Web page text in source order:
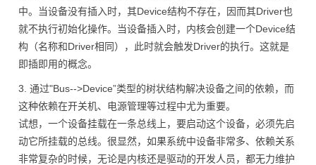
中。当设备没有插入时，其Device结构不存在，因而其Driver也
就不执行初始化操作。当设备插入时，内核会创建一个Device结
构（名称和Driver相同），此时就会触发Driver的执行。这就是
即插即用的概念。
3. 通过"Bus-->Device”类型的树状结构解决设备之间的依赖，而
这种依赖在开关机、电源管理等过程中尤为重要。
试想，一个设备挂载在一条总线上，要启动这个设备，必须先启
动它所挂载的总线。很显然，如果系统中设备非常多、依赖关系
非常复杂的时候，无论是内核还是驱动的开发人员，都无力维护